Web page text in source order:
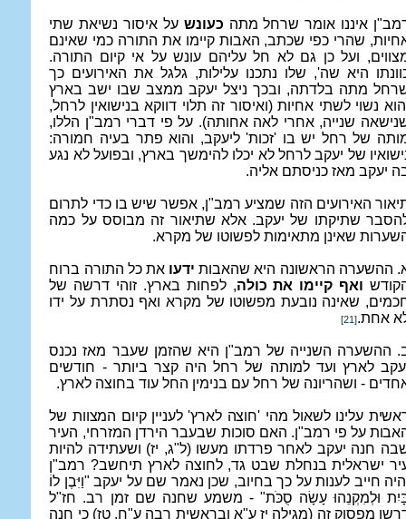
איננו אומר שרחל מתה כעונשעל איסור נשיאת שתי
שהרי כפי שכתב, האבות קיימו את התורה כמי שאינם
ועל כן גם לא חל עליהם עונש על אי קיום התורה.
היא שה', שלו נתכנו עלילות, גלגל את האירועים כך
מתה בלדתה, ובכך ניצל יעקב ממצב שבו ישב בארץ
נשוי לשתי אחיות (ואיסור זה תלוי דווקא בנישואין לרחל,
שנייה, אחרי לאה אחותה). על פי דברי רמב"ן הללו,
של רחל יש בו 'זכות' ליעקב, והוא פתר בעיה חמורה:
של יעקב לרחל לא יכלו להימשך בארץ, ובפועל לא נגע
יעקב מאז כניסתם אליה.
האירועים הזה שמציע רמב"ן, אפשר שיש בו כדי לתרום
שתיקתו של יעקב. אלא שתיאור זה מבוסס על כמה
שאינן מתאימות לפשוטו של מקרא.
ההשערה הראשונה היא שהאבות ידעואת כל התורה ברוח
ואף קיימו את כולה, לפחות בארץ. זוהי דרשה של
שאינה נובעת מפשוטו של מקרא ואף נסתרת על ידו
אחת.[21]
ההשערה השנייה של רמב"ן היא שהזמן שעבר מאז נכנס
לארץ ועד למותה של רחל היה קצר ביותר - חודשים
- ושהריונה של רחל עם בנימין החל עוד בחוצה לארץ.
עלינו לשאול מהי 'חוצה לארץ' לעניין קיום המצוות של
על פי רמב"ן. האם סוכות שבעבר הירדן המזרחי, העיר
חנה יעקב לאחר פרדתו מעשו (ל"ג, יז) ושעתידה להיות
ישראלית בנחלת שבט גד, לחוצה לארץ תיחשב? רמב"ן
חייב לענות על כך בחיוב, שכן נאמר שם על יעקב "וַיִּבֶן לוֹ
וּלְמִקְנֵהוּ עָשָׂה סֻכֹּת" - משמע שחנה שם זמן רב. חז"ל
מפסוק זה (מגילה יז ע"א ובראשית רבה ע"ח, טז) כי חנה